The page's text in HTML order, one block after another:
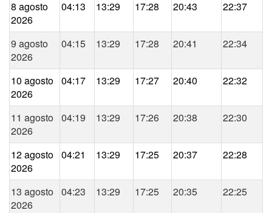
8 agosto
2026
04:13 13:29 17:28 20:43 22:37
9 agosto
2026
04:15 13:29 17:28 20:41 22:34
10 agosto
2026
04:17 13:29 17:27 20:40 22:32
11 agosto
2026
04:19 13:29 17:26 20:38 22:30
12 agosto
2026
04:21 13:29 17:25 20:37 22:28
13 agosto
2026
04:23 13:29 17:25 20:35 22:25